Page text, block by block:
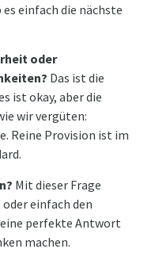
einfach die nächste
oder
Das ist die
ist okay, aber die
wir vergüten:
Reine Provision ist im
Mit dieser Frage
einfach den
perfekte Antwort
machen.